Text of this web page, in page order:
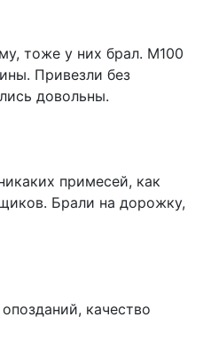
тоже у них брал. М100
Привезли без
довольны.
примесей, как
Брали на дорожку,
качество